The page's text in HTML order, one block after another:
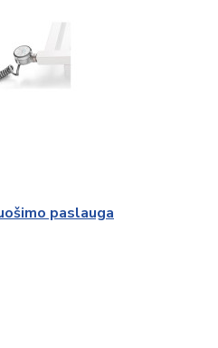
paslauga